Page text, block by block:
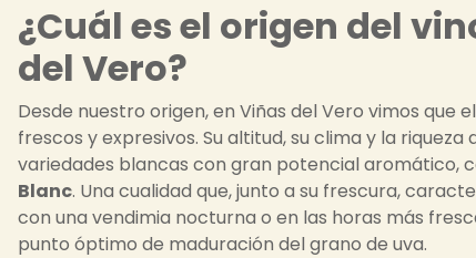
¿Cuál es el origen del
del Vero?
Desde nuestro origen, en Viñas del Vero vimos que
frescos y expresivos. Su altitud, su clima y la
variedades blancas con gran potencial aromático,
Blanc. Una cualidad que, junto a su frescura,
con una vendimia nocturna o en las horas más
punto óptimo de maduración del grano de uva.